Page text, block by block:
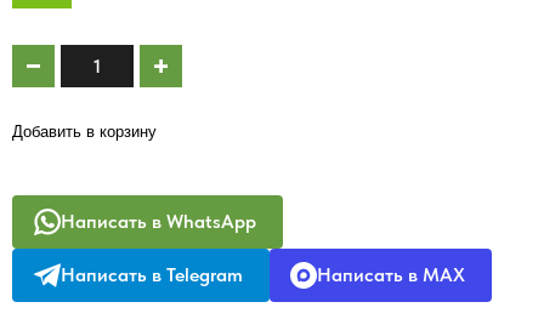
Добавить в корзину
Написать в WhatsApp
Написать в Telegram Написать в MAX